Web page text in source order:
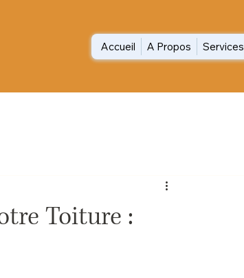
Accueil A Propos Services
Toiture :